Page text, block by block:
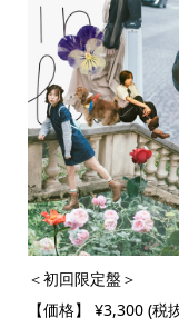
＜初回限定盤＞
【価格】 ¥3,300 (税